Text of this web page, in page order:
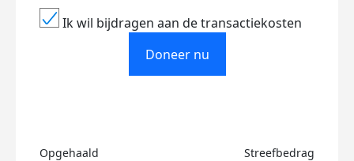
Ik wil bijdragen aan de transactiekosten
Doneer nu
Opgehaald Streefbedrag